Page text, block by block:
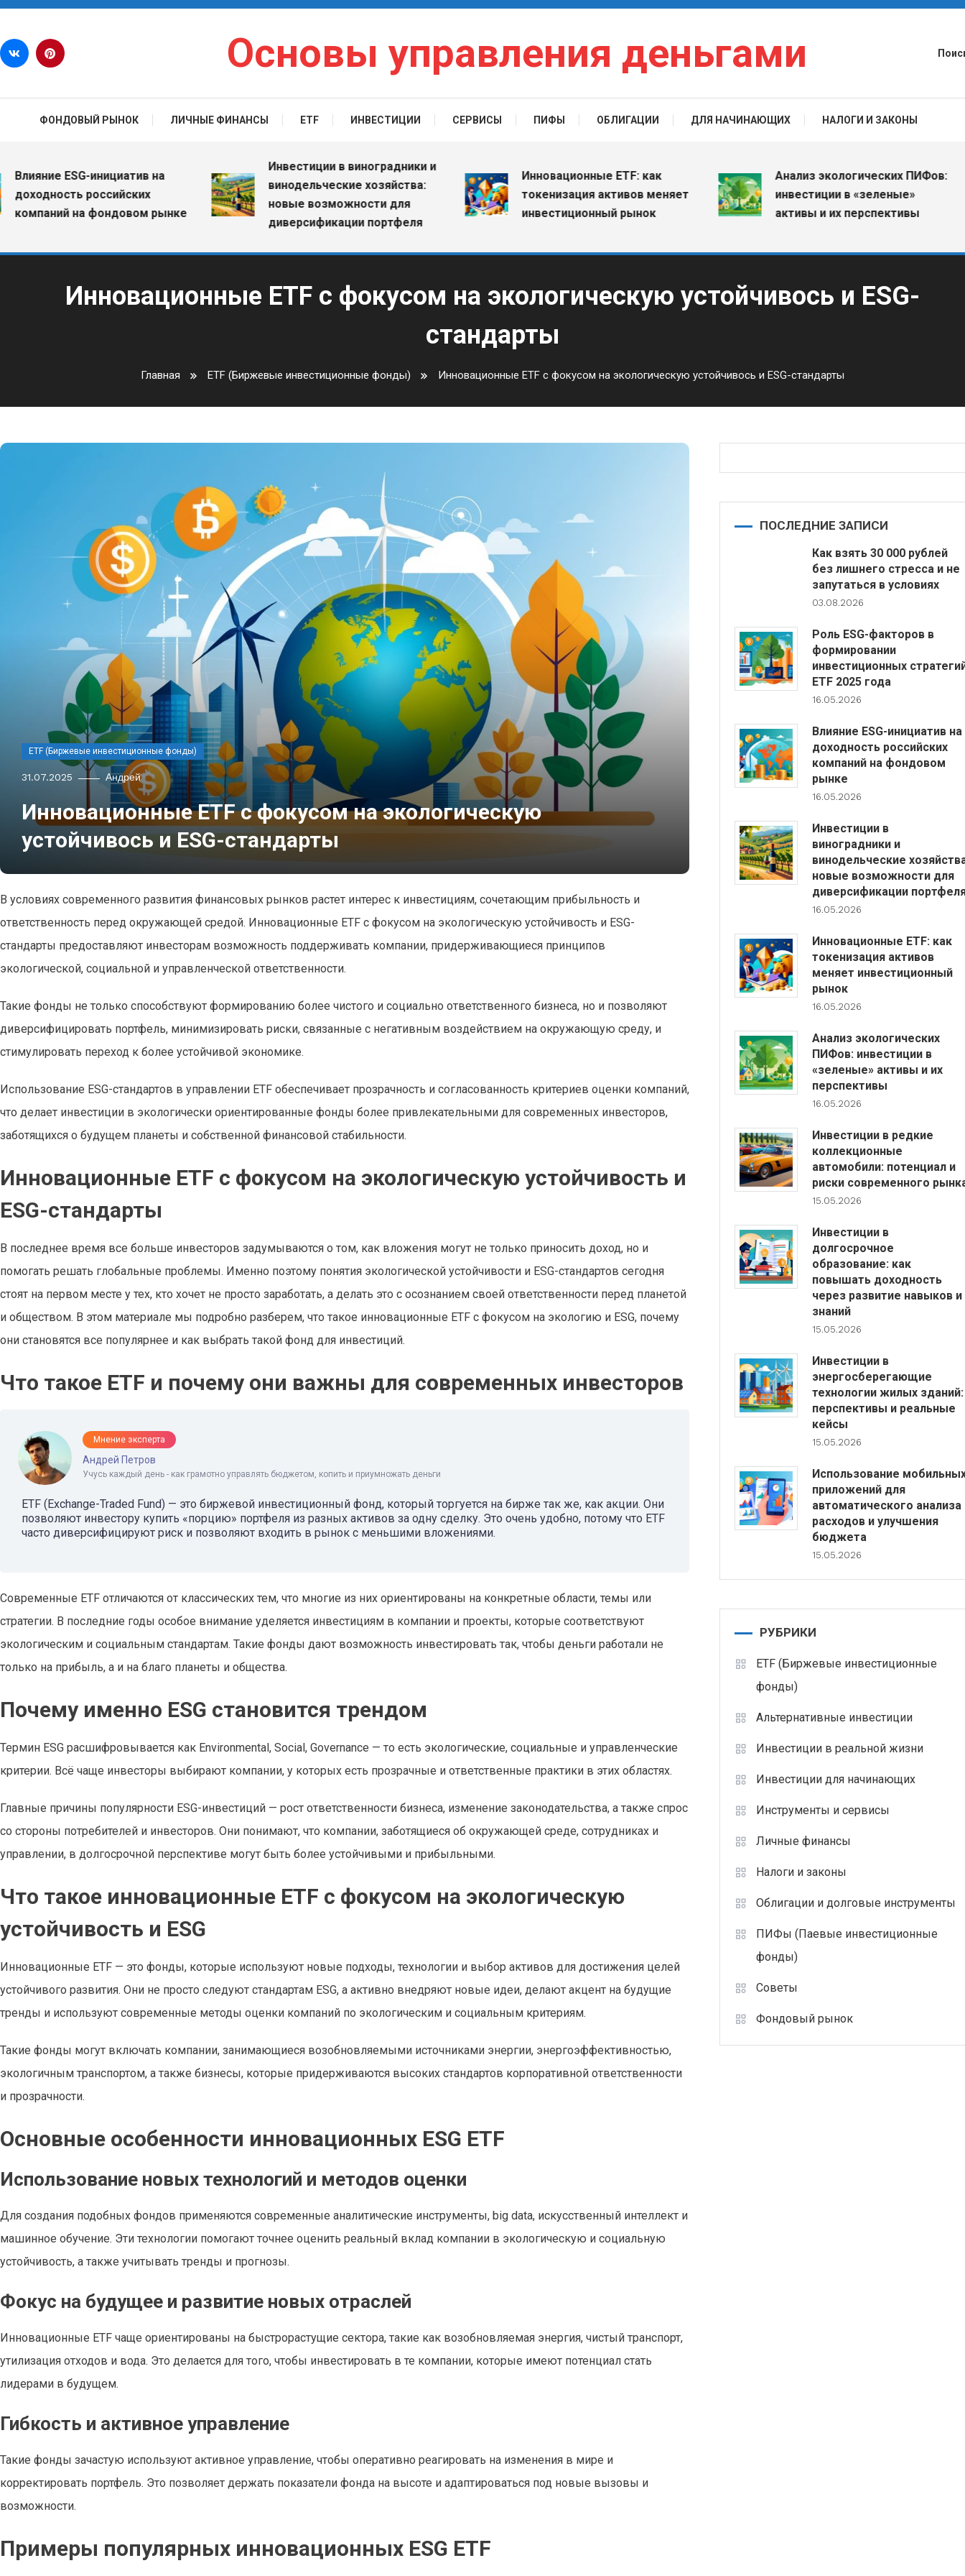
Перейти к содержимому
Основы управления деньгами
ФОНДОВЫЙ РЫНОК ЛИЧНЫЕ ФИНАНСЫ ETF ИНВЕСТИЦИИ СЕРВИСЫ ПИФЫ ОБЛИГАЦИИ ДЛЯ НАЧИНАЮЩИХ НАЛОГИ И ЗАКОНЫ
ESG-инициатив на
российских
на фондовом рынке
Инвестиции в виноградники и
винодельческие хозяйства:
новые возможности для
диверсификации портфеля
Инновационные ETF: как
токенизация активов меняет
инвестиционный рынок
Анализ экологических ПИФов:
инвестиции в «зеленые»
активы и их перспективы
Инновационные ETF с фокусом на экологическую устойчивось и ESG-
стандарты
Главная ETF (Биржевые инвестиционные фонды) Инновационные ETF с фокусом на экологическую устойчивось и ESG-стандарты
ETF (Биржевые инвестиционные фонды)
31.07.2025 Андрей
Инновационные ETF с фокусом на экологическую
устойчивось и ESG-стандарты
В условиях современного развития финансовых рынков растет интерес к инвестициям, сочетающим прибыльность и
ответственность перед окружающей средой. Инновационные ETF с фокусом на экологическую устойчивость и ESG-
стандарты предоставляют инвесторам возможность поддерживать компании, придерживающиеся принципов
экологической, социальной и управленческой ответственности.
Такие фонды не только способствуют формированию более чистого и социально ответственного бизнеса, но и позволяют
диверсифицировать портфель, минимизировать риски, связанные с негативным воздействием на окружающую среду, и
стимулировать переход к более устойчивой экономике.
Использование ESG-стандартов в управлении ETF обеспечивает прозрачность и согласованность критериев оценки компаний,
что делает инвестиции в экологически ориентированные фонды более привлекательными для современных инвесторов,
заботящихся о будущем планеты и собственной финансовой стабильности.
Инновационные ETF с фокусом на экологическую устойчивость и
ESG-стандарты
В последнее время все больше инвесторов задумываются о том, как вложения могут не только приносить доход, но и
помогать решать глобальные проблемы. Именно поэтому понятия экологической устойчивости и ESG-стандартов сегодня
стоят на первом месте у тех, кто хочет не просто заработать, а делать это с осознанием своей ответственности перед планетой
и обществом. В этом материале мы подробно разберем, что такое инновационные ETF с фокусом на экологию и ESG, почему
они становятся все популярнее и как выбрать такой фонд для инвестиций.
Что такое ETF и почему они важны для современных инвесторов
Мнение эксперта
Андрей Петров
Учусь каждый день - как грамотно управлять бюджетом, копить и приумножать деньги
ETF (Exchange-Traded Fund) — это биржевой инвестиционный фонд, который торгуется на бирже так же, как акции. Они
позволяют инвестору купить «порцию» портфеля из разных активов за одну сделку. Это очень удобно, потому что ETF
часто диверсифицируют риск и позволяют входить в рынок с меньшими вложениями.
Современные ETF отличаются от классических тем, что многие из них ориентированы на конкретные области, темы или
стратегии. В последние годы особое внимание уделяется инвестициям в компании и проекты, которые соответствуют
экологическим и социальным стандартам. Такие фонды дают возможность инвестировать так, чтобы деньги работали не
только на прибыль, а и на благо планеты и общества.
Почему именно ESG становится трендом
Термин ESG расшифровывается как Environmental, Social, Governance — то есть экологические, социальные и управленческие
критерии. Всё чаще инвесторы выбирают компании, у которых есть прозрачные и ответственные практики в этих областях.
Главные причины популярности ESG-инвестиций — рост ответственности бизнеса, изменение законодательства, а также спрос
со стороны потребителей и инвесторов. Они понимают, что компании, заботящиеся об окружающей среде, сотрудниках и
управлении, в долгосрочной перспективе могут быть более устойчивыми и прибыльными.
Что такое инновационные ETF с фокусом на экологическую
устойчивость и ESG
Инновационные ETF — это фонды, которые используют новые подходы, технологии и выбор активов для достижения целей
устойчивого развития. Они не просто следуют стандартам ESG, а активно внедряют новые идеи, делают акцент на будущие
тренды и используют современные методы оценки компаний по экологическим и социальным критериям.
Такие фонды могут включать компании, занимающиеся возобновляемыми источниками энергии, энергоэффективностью,
экологичным транспортом, а также бизнесы, которые придерживаются высоких стандартов корпоративной ответственности
и прозрачности.
Основные особенности инновационных ESG ETF
Использование новых технологий и методов оценки
Для создания подобных фондов применяются современные аналитические инструменты, big data, искусственный интеллект и
машинное обучение. Эти технологии помогают точнее оценить реальный вклад компании в экологическую и социальную
устойчивость, а также учитывать тренды и прогнозы.
Фокус на будущее и развитие новых отраслей
Инновационные ETF чаще ориентированы на быстрорастущие сектора, такие как возобновляемая энергия, чистый транспорт,
утилизация отходов и вода. Это делается для того, чтобы инвестировать в те компании, которые имеют потенциал стать
лидерами в будущем.
Гибкость и активное управление
Такие фонды зачастую используют активное управление, чтобы оперативно реагировать на изменения в мире и
корректировать портфель. Это позволяет держать показатели фонда на высоте и адаптироваться под новые вызовы и
возможности.
Примеры популярных инновационных ESG ETF
ПОСЛЕДНИЕ ЗАПИСИ
Как взять 30 000 рублей
без лишнего стресса и не
запутаться в условиях
03.08.2026
Роль ESG-факторов в
формировании
инвестиционных
ETF 2025 года
16.05.2026
Влияние ESG-инициатив на
доходность российских
компаний на фондовом
рынке
16.05.2026
Инвестиции в
виноградники и
винодельческие
новые возможности для
диверсификации
16.05.2026
Инновационные ETF: как
токенизация активов
меняет инвестиционный
рынок
16.05.2026
Анализ экологических
ПИФов: инвестиции в
«зеленые» активы и их
перспективы
16.05.2026
Инвестиции в редкие
коллекционные
автомобили: потенциал и
риски современного
15.05.2026
Инвестиции в
долгосрочное
образование: как
повышать доходность
через развитие навыков и
знаний
15.05.2026
Инвестиции в
энергосберегающие
технологии жилых зданий:
перспективы и реальные
кейсы
15.05.2026
Использование
приложений для
автоматического анализа
расходов и улучшения
бюджета
15.05.2026
РУБРИКИ
ETF (Биржевые инвестиционные
фонды)
Альтернативные инвестиции
Инвестиции в реальной жизни
Инвестиции для начинающих
Инструменты и сервисы
Личные финансы
Налоги и законы
Облигации и долговые инструменты
ПИФы (Паевые инвестиционные
фонды)
Советы
Фондовый рынок